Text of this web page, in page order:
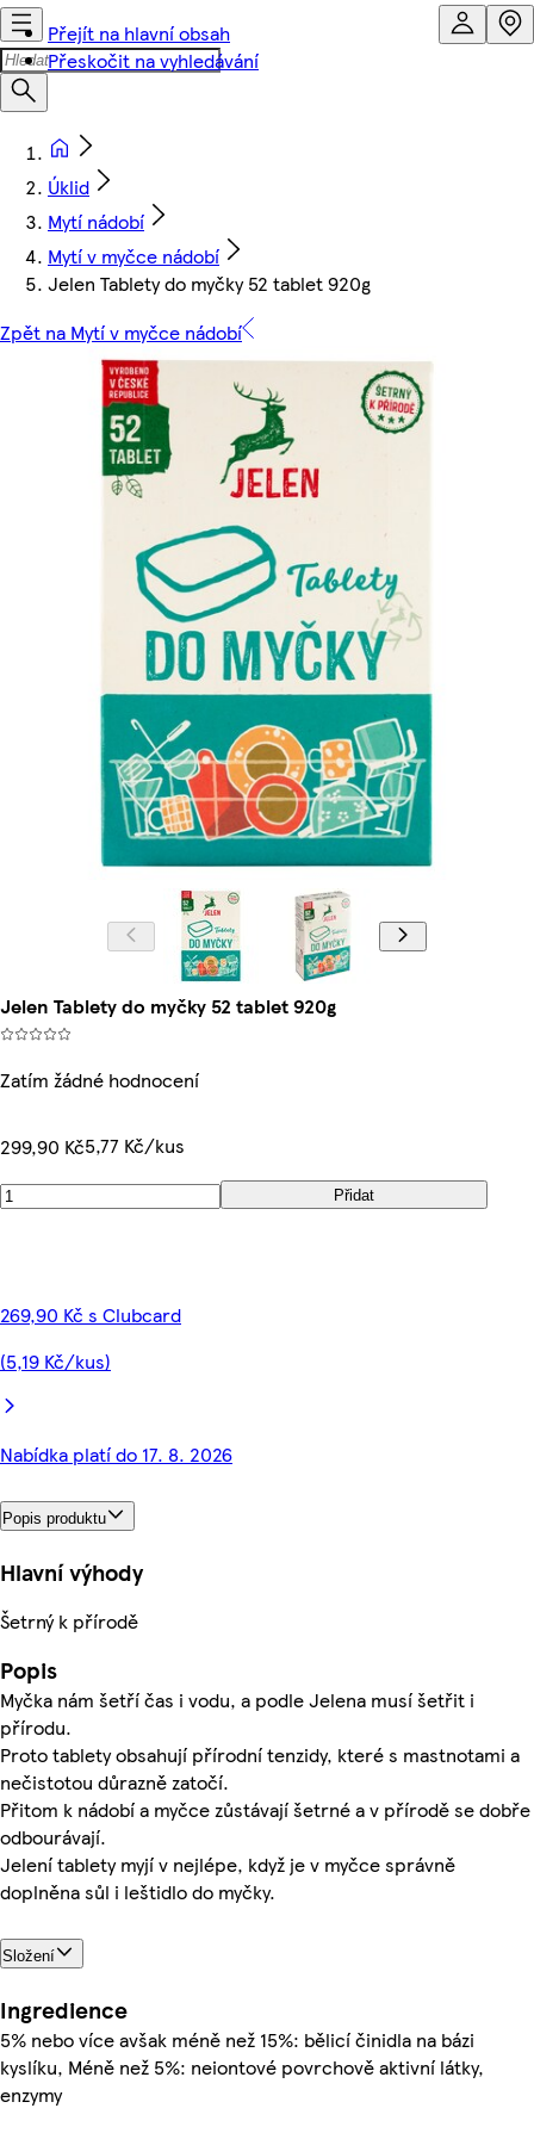
Přejít na hlavní obsah
Přeskočit na vyhledávání
Úklid
Mytí nádobí
Mytí v myčce nádobí
Jelen Tablety do myčky 52 tablet 920g
Zpět na Mytí v myčce nádobí
Jelen Tablety do myčky 52 tablet 920g
Zatím žádné hodnocení
299,90 Kč5,77 Kč/kus
Přidat
269,90 Kč s Clubcard
(5,19 Kč/kus)
Nabídka platí do 17. 8. 2026
Popis produktu
Hlavní výhody
Šetrný k přírodě
Popis
Myčka nám šetří čas i vodu, a podle Jelena musí šetřit i
přírodu.
Proto tablety obsahují přírodní tenzidy, které s mastnotami a
nečistotou důrazně zatočí.
Přitom k nádobí a myčce zůstávají šetrné a v přírodě se dobře
odbourávají.
Jelení tablety myjí v nejlépe, když je v myčce správně
doplněna sůl i leštidlo do myčky.
Složení
Ingredience
5% nebo více avšak méně než 15%: bělicí činidla na bázi
kyslíku, Méně než 5%: neiontové povrchově aktivní látky,
enzymy